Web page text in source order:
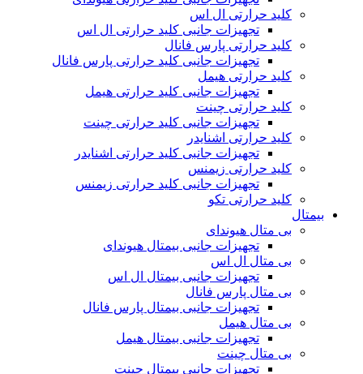
کلید حرارتی ال اس
تجهیزات جانبی کلید حرارتی ال اس
کلید حرارتی پارس فانال
تجهیزات جانبی کلید حرارتی پارس فانال
کلید حرارتی هیمل
تجهیزات جانبی کلید حرارتی هیمل
کلید حرارتی چینت
تجهیزات جانبی کلید حرارتی چینت
کلید حرارتی اشنایدر
تجهیزات جانبی کلید حرارتی اشنایدر
کلید حرارتی زیمنس
تجهیزات جانبی کلید حرارتی زیمنس
کلید حرارتی تکو
بیمتال
بی متال هیوندای
تجهیزات جانبی بیمتال هیوندای
بی متال ال اس
تجهیزات جانبی بیمتال ال اس
بی متال پارس فانال
تجهیزات جانبی بیمتال پارس فانال
بی متال هیمل
تجهیزات جانبی بیمتال هیمل
بی متال چینت
تجهیزات جانبی بیمتال چینت